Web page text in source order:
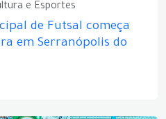
e Esportes
de Futsal começa
em Serranópolis do